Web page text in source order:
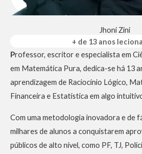
Jhoni Zini
+ de 13 anos
Professor, escritor e especialista em
em Matemática Pura, dedica-se há 13
aprendizagem de Raciocínio Lógico,
Financeira e Estatística em algo
Com uma metodologia inovadora e de
milhares de alunos a conquistarem
públicos de alto nível, como PF, TJ,